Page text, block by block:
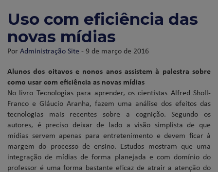
Uso com eficiência das
novas mídias
PorAdministração Site - 9 de março de 2016
Alunos dos oitavos e nonos anos assistem à palestra sobre
como usar com eficiência as novas mídias
No livro Tecnologias para aprender, os cientistas Alfred Sholl-
Franco e Gláucio Aranha, fazem uma análise dos efeitos das
tecnologias mais recentes sobre a cognição. Segundo os
autores, é preciso deixar de lado a visão simplista de que
mídias servem apenas para entretenimento e devem ficar à
margem do processo de ensino. Estudos mostram que uma
integração de mídias de forma planejada e com domínio do
professor é uma forma bastante eficaz de atrair a atenção do